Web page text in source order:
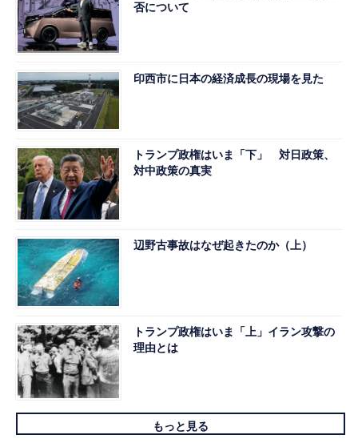
否について
印西市に日本の経済成長の現場を見た
トランプ政権はいま「下」 対日政策、
対中政策の真実
辺野古事故はなぜ起きたのか（上）
トランプ政権はいま「上」イラン攻撃の
理由とは
もっと見る